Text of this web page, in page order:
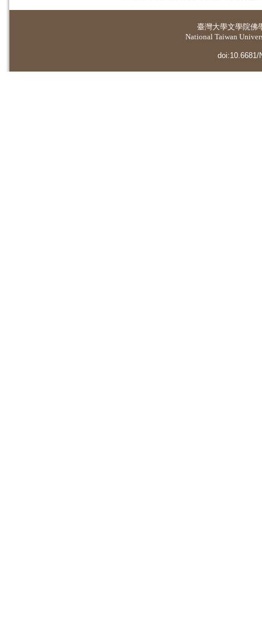
臺灣大學文學院佛
National Taiwan
doi:10.6681/